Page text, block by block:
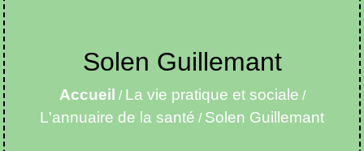
Solen Guillemant
Accueil / La vie pratique et sociale /
L'annuaire de la santé / Solen Guillemant